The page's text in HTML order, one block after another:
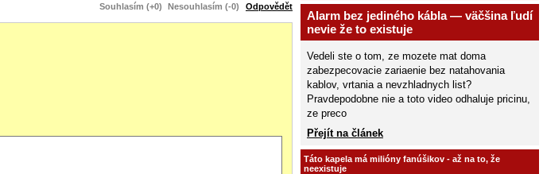
Souhlasím (+0) Nesouhlasím (-0) Odpovědět
Alarm bez jediného kábla — väčšina ľudí
nevie že to existuje
Vedeli ste o tom, ze mozete mat doma
zabezpecovacie zariaenie bez natahovania
kablov, vrtania a nevzhladnych list?
Pravdepodobne nie a toto video odhaluje pricinu,
ze preco
Přejít na článek
Táto kapela má milióny fanúšikov - až na to, že
neexistuje